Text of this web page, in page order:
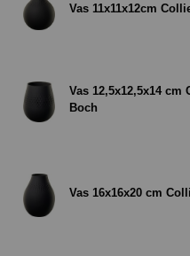
Vas 11x11x12cm
Vas 12,5x12,5x14
Boch
Vas 16x16x20 cm